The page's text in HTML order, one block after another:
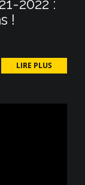
2022 :
!
LIRE PLUS